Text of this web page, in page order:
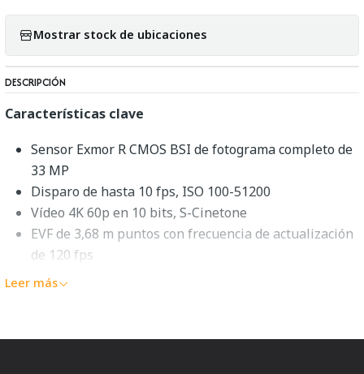
Mostrar stock de ubicaciones
DESCRIPCIÓN
Características clave
Sensor Exmor R CMOS BSI de fotograma completo de
33 MP
Disparo de hasta 10 fps, ISO 100-51200
Vídeo 4K 60p en 10 bits, S-Cinetone
EVF de 3,68 m puntos con frecuencia de actualización
de 120 fps
Pantalla táctil LCD de ángulo variable de 3" y 1,03 m
Compensación de respiración de enfoque
Leer más